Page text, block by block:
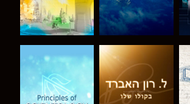
בדוק את הסדרה בדוק את הסדרה